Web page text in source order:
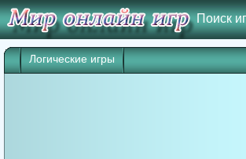
Поиск
Логические игры